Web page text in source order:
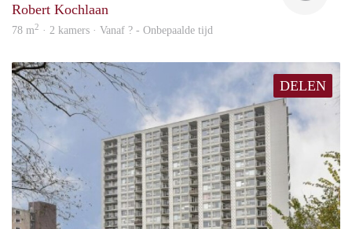
Robert Kochlaan
78 m2 · 2 kamers · Vanaf ? - Onbepaalde tijd
DELEN